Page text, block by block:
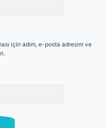
için adım, e-posta adresim ve